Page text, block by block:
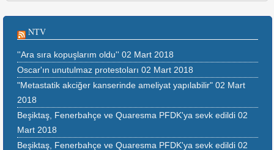
NTV
''Ara sıra kopuşlarım oldu'' 02 Mart 2018
Oscar'ın unutulmaz protestoları 02 Mart 2018
"Metastatik akciğer kanserinde ameliyat yapılabilir" 02 Mart
2018
Beşiktaş, Fenerbahçe ve Quaresma PFDK'ya sevk edildi 02
Mart 2018
Beşiktaş, Fenerbahçe ve Quaresma PFDK'ya sevk edildi 02